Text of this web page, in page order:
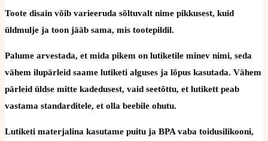
Toote disain võib varieeruda sõltuvalt nime pikkusest, kuid
üldmulje ja toon jääb sama, mis tootepildil.
Palume arvestada, et mida pikem on lutiketile minev nimi, seda
vähem ilupärleid saame lutiketi alguses ja lõpus kasutada. Vähem
pärleid üldse mitte kadedusest, vaid seetõttu, et lutikett peab
vastama standarditele, et olla beebile ohutu.
Lutiketi materjalina kasutame puitu ja BPA vaba toidusilikooni,